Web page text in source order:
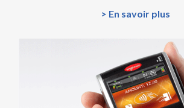
> En savoir plus